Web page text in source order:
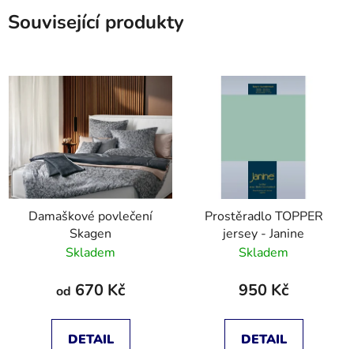
Související produkty
Damaškové povlečení
Skagen
Skladem
od 670 Kč
DETAIL
Prostěradlo TOPPER
jersey - Janine
Skladem
950 Kč
DETAIL